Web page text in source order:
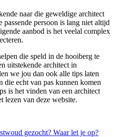
naar die geweldige architect
persoon is lang niet altijd
aanbod is het veelal complex
die speld in de hooiberg te
uitstekende architect in
we jou dan ook alle tips laten
die echt van pas kunnen komen
is het vinden van een architect
lezen van deze website.
gezocht? Waar let je op?